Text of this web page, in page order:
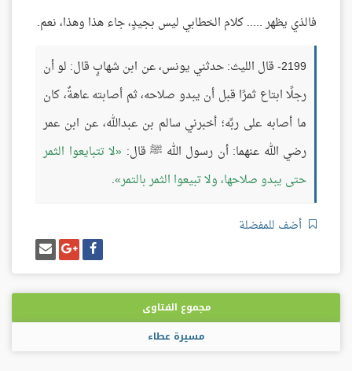
فالذي يظهر ..... كلام الخطابي ليس بجيدٍ، جاء هذا وهذا، نعم.
2199- قال الليث: حدثني يونس، عن ابن شهابٍ قال: لو أن
رجلًا ابتاع ثمرًا قبل أن يبدو صلاحه، ثم أصابته عاهةٌ، كان
ما أصابه على ربِّه؛ أخبرني سالم بن عبدالله، عن ابن عمر
رضي الله عنهما: أن رسول الله ﷺ قال: لا تتبايعوا الثمر
حتى يبدو صلاحها، ولا تبيعوا الثمر بالتمر .
أضف للمفضلة
شارك
على
فيسبوك
شارك
على
غوغل
بلس
إرسل
إيميل
مجموع الفتاوى
مسيرة عطاء